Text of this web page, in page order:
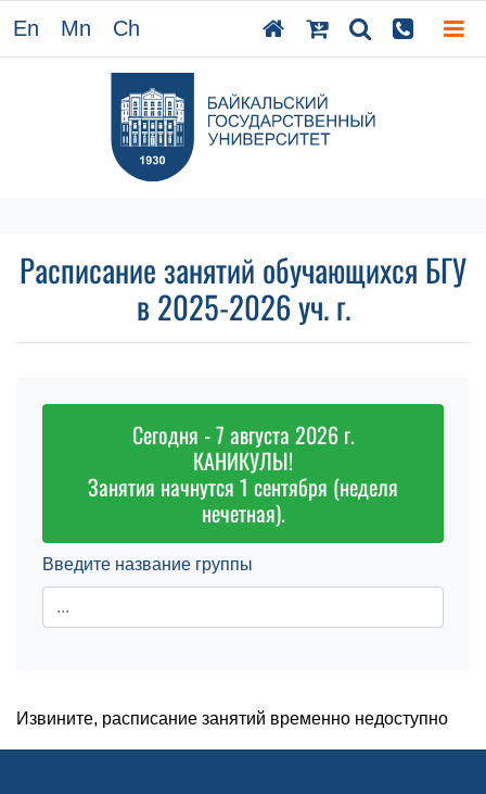
En Mn Ch
Расписание занятий обучающихся БГУ
в 2025-2026 уч. г.
Сегодня - 7 августа 2026 г.
КАНИКУЛЫ!
Занятия начнутся 1 сентября (неделя
нечетная).
Введите название группы
Извините, расписание занятий временно недоступно